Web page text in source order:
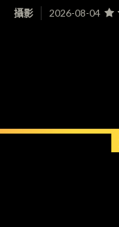
攝影 2026-08-04